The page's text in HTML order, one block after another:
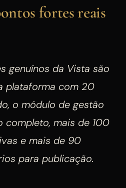
fortes reais
genuínos da Vista são
plataforma com 20
o módulo de gestão
completo, mais de 100
e mais de 90
para publicação.